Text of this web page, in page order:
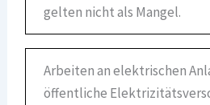
gelten nicht als Mangel.
Arbeiten an elektrischen
öffentliche